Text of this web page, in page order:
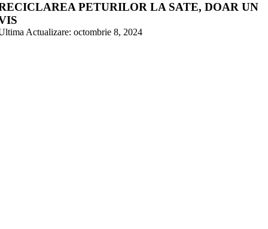
PETURILOR LA SATE, DOAR UN
Actualizare: octombrie 8, 2024